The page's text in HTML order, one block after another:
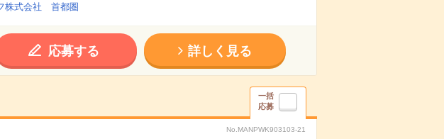
株式会社 首都圏
応募する 詳しく見る
一括
応募
No.MANPWK903103-21